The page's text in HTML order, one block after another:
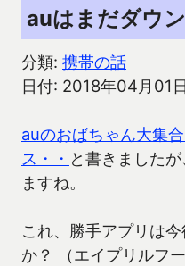
auはまだダウ
分類: 携帯の話
日付: 2018年04月01
auのおばちゃん大集
ス・・ と書きました
ますね。
これ、勝手アプリは
か？ （エイプリルフ